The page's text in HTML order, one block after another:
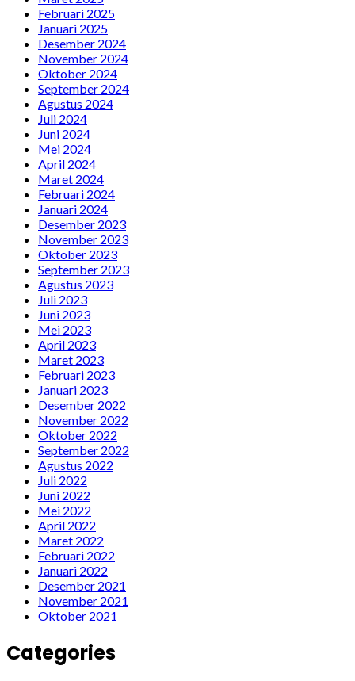
Februari 2025
Januari 2025
Desember 2024
November 2024
Oktober 2024
September 2024
Agustus 2024
Juli 2024
Juni 2024
Mei 2024
April 2024
Maret 2024
Februari 2024
Januari 2024
Desember 2023
November 2023
Oktober 2023
September 2023
Agustus 2023
Juli 2023
Juni 2023
Mei 2023
April 2023
Maret 2023
Februari 2023
Januari 2023
Desember 2022
November 2022
Oktober 2022
September 2022
Agustus 2022
Juli 2022
Juni 2022
Mei 2022
April 2022
Maret 2022
Februari 2022
Januari 2022
Desember 2021
November 2021
Oktober 2021
Categories